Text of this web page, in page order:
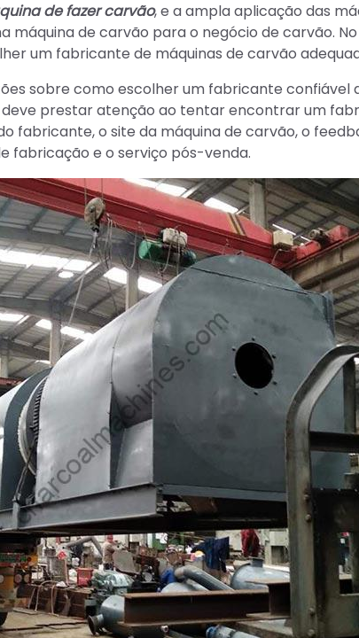
de fazer carvão, e a ampla aplicação das
máquina de carvão para o negócio de carvão.
um fabricante de máquinas de carvão
sobre como escolher um fabricante confiável
prestar atenção ao tentar encontrar um
fabricante, o site da máquina de carvão, o
fabricação e o serviço pós-venda.